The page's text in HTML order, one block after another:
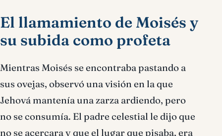
El llamamiento de Moisés y
su subida como profeta
Mientras Moisés se encontraba pastando a
sus ovejas, observó una visión en la que
Jehová mantenía una zarza ardiendo, pero
no se consumía. El padre celestial le dijo que
no se acercara y que el lugar que pisaba, era